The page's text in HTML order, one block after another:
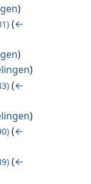
)
(←
)
)
(←
)
(←
(←